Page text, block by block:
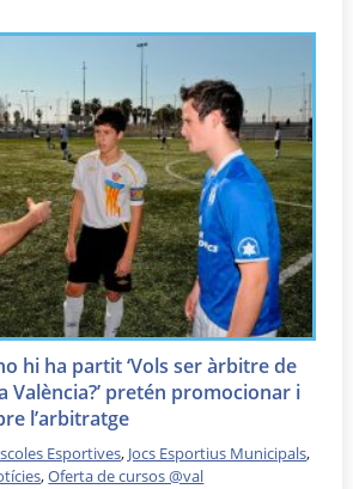
hi ha partit ‘Vols ser àrbitre de
València?’ pretén promocionar i
l’arbitratge
Esportives, Jocs Esportius Municipals,
,Oferta de cursos @val